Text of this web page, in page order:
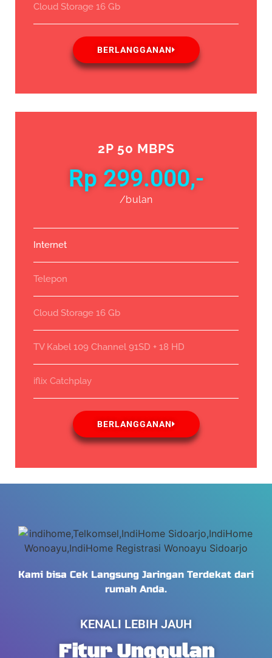
Cloud Storage 16 Gb
BERLANGGANAN
2P 50 MBPS
Rp 299.000,-
/bulan
Internet
Telepon
Cloud Storage 16 Gb
TV Kabel 109 Channel 91SD + 18 HD
iflix Catchplay
BERLANGGANAN
Kami bisa Cek Langsung Jaringan Terdekat dari
rumah Anda.
KENALI LEBIH JAUH
Fitur Unggulan